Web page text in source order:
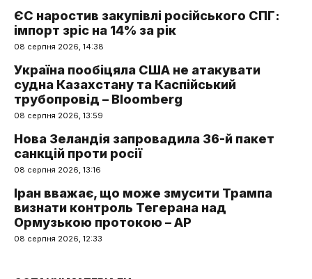
ЄС наростив закупівлі російського СПГ:
імпорт зріс на 14% за рік
08 серпня 2026, 14:38
Україна пообіцяла США не атакувати
судна Казахстану та Каспійський
трубопровід – Bloomberg
08 серпня 2026, 13:59
Нова Зеландія запровадила 36-й пакет
санкцій проти росії
08 серпня 2026, 13:16
Іран вважає, що може змусити Трампа
визнати контроль Тегерана над
Ормузькою протокою – AP
08 серпня 2026, 12:33